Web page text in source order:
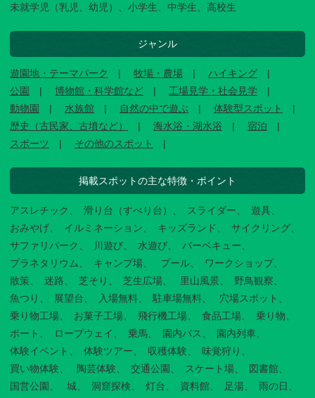
未就学児（乳児、幼児）、小学生、中学生、高校生
ジャンル
遊園地・テーマパーク 牧場・農場
ハイキング
公園
博物館・科学館など
工場見学・社会見学
動物園
水族館 自然の中で遊ぶ
体験型スポット
歴史（古民家、古墳など）
海水浴・湖水浴
宿泊
スポーツ
その他のスポット
掲載スポットの主な特徴・ポイント
アスレチック 滑り台（すべり台） スライダー
遊具
おみやげ
イルミネーション キッズランド
サイクリング
サファリパーク
川遊び 水遊び
バーベキュー
プラネタリウム
キャンプ場 プール
ワークショップ
散策
迷路 芝そり 芝生広場 里山風景
野鳥観察
魚つり
展望台 入場無料 駐車場無料
穴場スポット
乗り物工場
お菓子工場 飛行機工場 食品工場
乗り物
ボート
ロープウェイ 乗馬 園内バス
園内列車
体験イベント
体験ツアー 収穫体験
味覚狩り
買い物体験
陶芸体験 交通公園 スケート場
図書館
国営公園
城 洞窟探検 灯台 資料館 足湯 雨の日